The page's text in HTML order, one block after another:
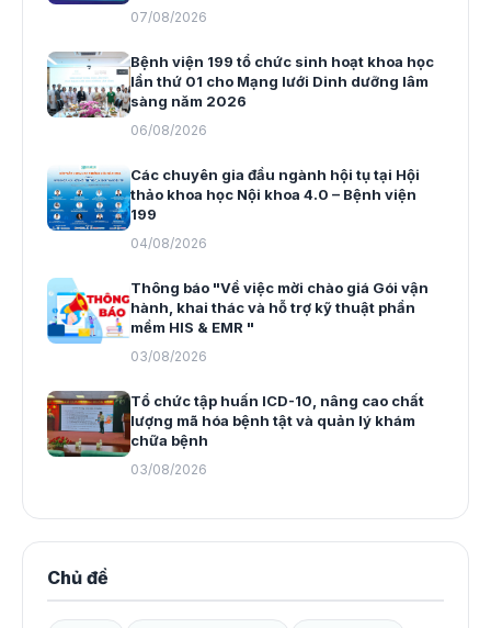
07/08/2026
Bệnh viện 199 tổ chức sinh hoạt khoa học
lần thứ 01 cho Mạng lưới Dinh dưỡng lâm
sàng năm 2026
06/08/2026
Các chuyên gia đầu ngành hội tụ tại Hội
thảo khoa học Nội khoa 4.0 – Bệnh viện
199
04/08/2026
Thông báo "Về việc mời chào giá Gói vận
hành, khai thác và hỗ trợ kỹ thuật phần
mềm HIS & EMR "
03/08/2026
Tổ chức tập huấn ICD-10, nâng cao chất
lượng mã hóa bệnh tật và quản lý khám
chữa bệnh
03/08/2026
Chủ đề